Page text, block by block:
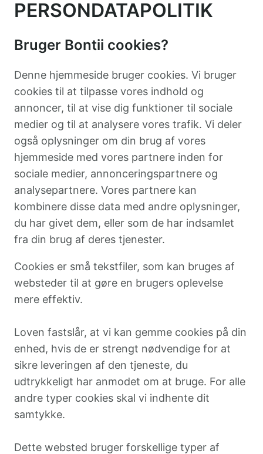
PERSONDATAPOLITIK
Bruger Bontii cookies?
Denne hjemmeside bruger cookies. Vi bruger
cookies til at tilpasse vores indhold og
annoncer, til at vise dig funktioner til sociale
medier og til at analysere vores trafik. Vi deler
også oplysninger om din brug af vores
hjemmeside med vores partnere inden for
sociale medier, annonceringspartnere og
analysepartnere. Vores partnere kan
kombinere disse data med andre oplysninger,
du har givet dem, eller som de har indsamlet
fra din brug af deres tjenester.
Cookies er små tekstfiler, som kan bruges af
websteder til at gøre en brugers oplevelse
mere effektiv.
Loven fastslår, at vi kan gemme cookies på din
enhed, hvis de er strengt nødvendige for at
sikre leveringen af den tjeneste, du
udtrykkeligt har anmodet om at bruge. For alle
andre typer cookies skal vi indhente dit
samtykke.
Dette websted bruger forskellige typer af